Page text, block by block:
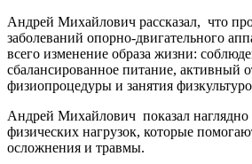
Андрей Михайлович рассказал, что
заболеваний опорно-двигательного
всего изменение образа жизни:
сбалансированное питание, активный
физиопроцедуры и занятия
Андрей Михайлович показал
физических нагрузок, которые
осложнения и травмы.